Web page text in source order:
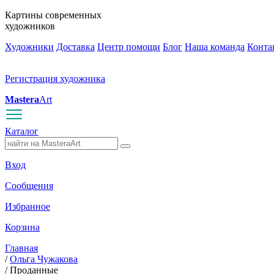
Картины современных
художников
Художники Доставка Центр помощи Блог Наша команда
Регистрация художника
MasteraArt
Каталог
Вход
Сообщения
Избранное
Корзина
Главная
/Ольга Чужакова
/Проданные